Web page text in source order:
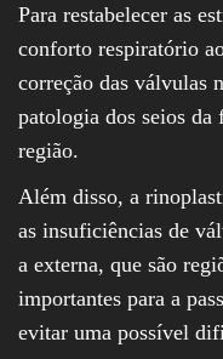
Para restabelecer as
conforto respiratório
correção das válvulas
patologia dos seios da
região.
Além disso, a
as insuficiências de
a externa, que são
importantes para a
evitar uma possível